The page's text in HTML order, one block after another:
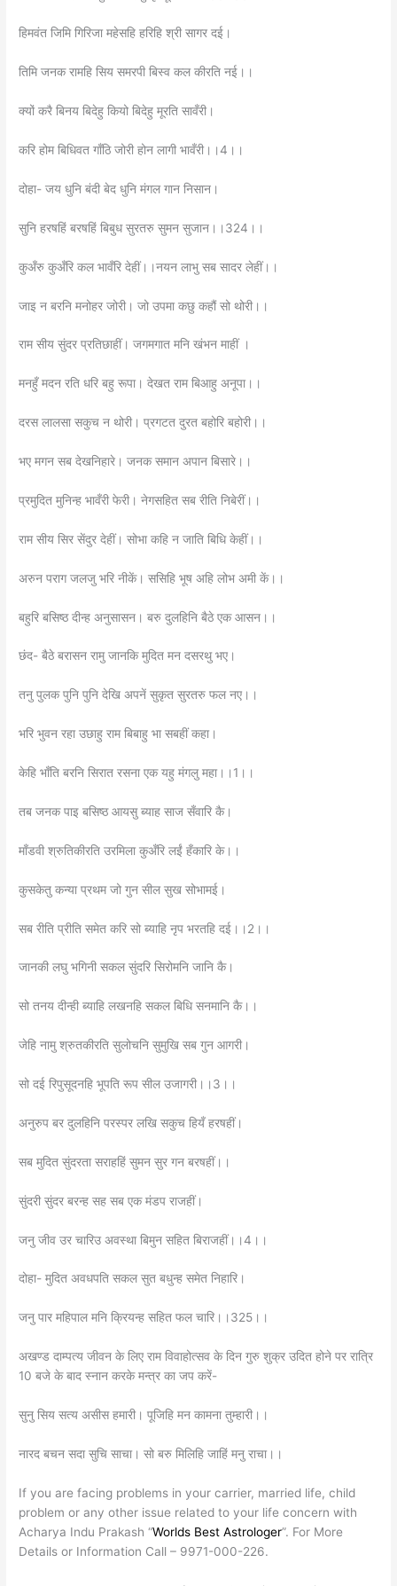
हिमवंत जिमि गिरिजा महेसहि हरिहि श्री सागर दई।
तिमि जनक रामहि सिय समरपी बिस्व कल कीरति नई।।
क्यों करै बिनय बिदेहु कियो बिदेहु मूरति सावँरी।
करि होम बिधिवत गाँठि जोरी होन लागी भावँरी।।4।।
दोहा- जय धुनि बंदी बेद धुनि मंगल गान निसान।
सुनि हरषहिं बरषहिं बिबुध सुरतरु सुमन सुजान।।324।।
कुअँरु कुअँरि कल भावँरि देहीं।।नयन लाभु सब सादर लेहीं।।
जाइ न बरनि मनोहर जोरी। जो उपमा कछु कहौं सो थोरी।।
राम सीय सुंदर प्रतिछाहीं। जगमगात मनि खंभन माहीं ।
मनहुँ मदन रति धरि बहु रूपा। देखत राम बिआहु अनूपा।।
दरस लालसा सकुच न थोरी। प्रगटत दुरत बहोरि बहोरी।।
भए मगन सब देखनिहारे। जनक समान अपान बिसारे।।
प्रमुदित मुनिन्ह भावँरी फेरी। नेगसहित सब रीति निबेरीं।।
राम सीय सिर सेंदुर देहीं। सोभा कहि न जाति बिधि केहीं।।
अरुन पराग जलजु भरि नीकें। ससिहि भूष अहि लोभ अमी कें।।
बहुरि बसिष्ठ दीन्ह अनुसासन। बरु दुलहिनि बैठे एक आसन।।
छंद- बैठे बरासन रामु जानकि मुदित मन दसरथु भए।
तनु पुलक पुनि पुनि देखि अपनें सुकृत सुरतरु फल नए।।
भरि भुवन रहा उछाहु राम बिबाहु भा सबहीं कहा।
केहि भाँति बरनि सिरात रसना एक यहु मंगलु महा।।1।।
तब जनक पाइ बसिष्ठ आयसु ब्याह साज सँवारि कै।
माँडवी श्रुतिकीरति उरमिला कुअँरि लईं हँकारि के।।
कुसकेतु कन्या प्रथम जो गुन सील सुख सोभामई।
सब रीति प्रीति समेत करि सो ब्याहि नृप भरतहि दई।।2।।
जानकी लघु भगिनी सकल सुंदरि सिरोमनि जानि कै।
सो तनय दीन्ही ब्याहि लखनहि सकल बिधि सनमानि कै।।
जेहि नामु श्रुतकीरति सुलोचनि सुमुखि सब गुन आगरी।
सो दई रिपुसूदनहि भूपति रूप सील उजागरी।।3।।
अनुरुप बर दुलहिनि परस्पर लखि सकुच हियँ हरषहीं।
सब मुदित सुंदरता सराहहिं सुमन सुर गन बरषहीं।।
सुंदरी सुंदर बरन्ह सह सब एक मंडप राजहीं।
जनु जीव उर चारिउ अवस्था बिमुन सहित बिराजहीं।।4।।
दोहा- मुदित अवधपति सकल सुत बधुन्ह समेत निहारि।
जनु पार महिपाल मनि क्रियन्ह सहित फल चारि।।325।।
अखण्ड दाम्पत्य जीवन के लिए राम विवाहोत्सव के दिन गुरु शुक्र उदित होने पर रात्रि
10 बजे के बाद स्नान करके मन्त्र का जप करें-
सुनु सिय सत्य असीस हमारी। पूजिहि मन कामना तुम्हारी।।
नारद बचन सदा सुचि साचा। सो बरु मिलिहि जाहिं मनु राचा।।
If you are facing problems in your carrier, married life, child
problem or any other issue related to your life concern with
Acharya Indu Prakash “Worlds Best Astrologer”. For More
Details or Information Call – 9971-000-226.